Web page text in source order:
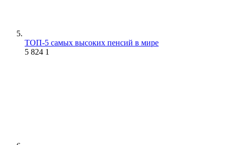
ТОП-5 самых высоких пенсий в мире
5 824 1